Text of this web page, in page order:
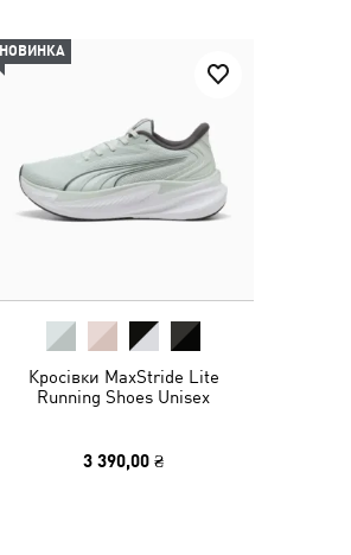
НОВИНКА
Кросівки MaxStride Lite
Running Shoes Unisex
3 390,00 ₴